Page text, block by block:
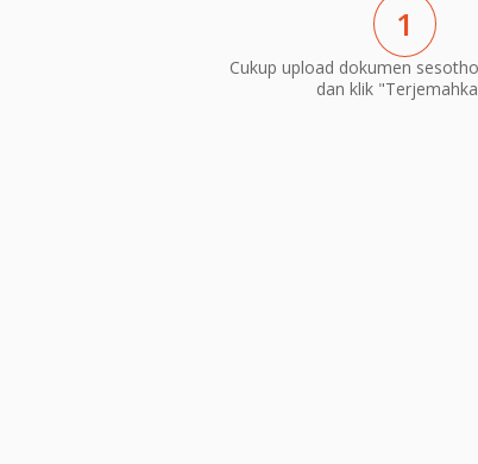
1
Cukup upload dokumen
dan klik